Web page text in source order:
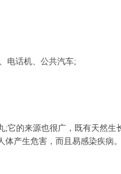
电话机、公共汽车;
的来源也很广，既有天然生
产生危害，而且易感染疾病